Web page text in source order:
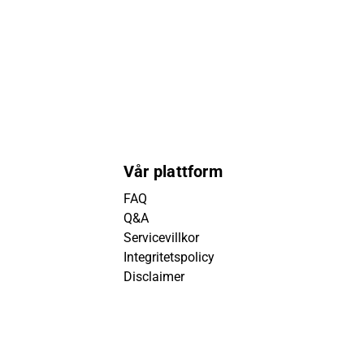
Vår plattform
FAQ
Q&A
Servicevillkor
Integritetspolicy
Disclaimer